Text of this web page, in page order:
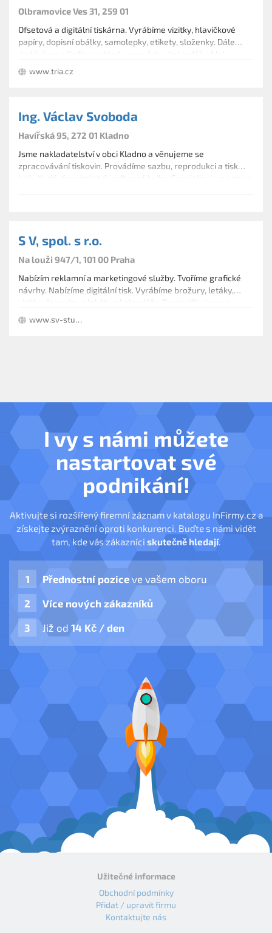
Olbramovice Ves 31, 259 01
Ofsetová a digitální tiskárna. Vyrábíme vizitky, hlavičkové
papíry, dopisní obálky, samolepky, etikety, složenky. Dále
letáky, samopropisující prospekty, časopisy, noviny. Děláme
knihařské práce, brožury, knihy, firemní desky.
www.tria.cz
Ing. Václav Svoboda
Havířská 95, 272 01 Kladno
Jsme nakladatelství v obci Kladno a věnujeme se
zpracovávání tiskovin. Provádíme sazbu, reprodukci a tisk
S V, spol. s r.o.
Na louži 947/1, 101 00 Praha
Nabízím reklamní a marketingové služby. Tvoříme grafické
návrhy. Nabízíme digitální tisk. Vyrábíme brožury, letáky,
vizitky, časopisy, plakáty a kalendáře. Personifikujeme a
vyrábíme tiskové desky.
www.sv-studio.cz
I vy s námi můžete
nastartovat své
podnikání!
Aktivujte si rozšířený firemní záznam v katalogu InFirmy.cz a
získejte zvýraznění oproti konkurenci. Buďte s námi vidět
tam, kde vás zákazníci skutečně hledají.
Přednostní pozice ve vašem oboru
Více nových zákazníků
Již od 14 Kč / den
Užitečné informace
Obchodní podmínky
Přidat / upravit firmu
Kontaktujte nás